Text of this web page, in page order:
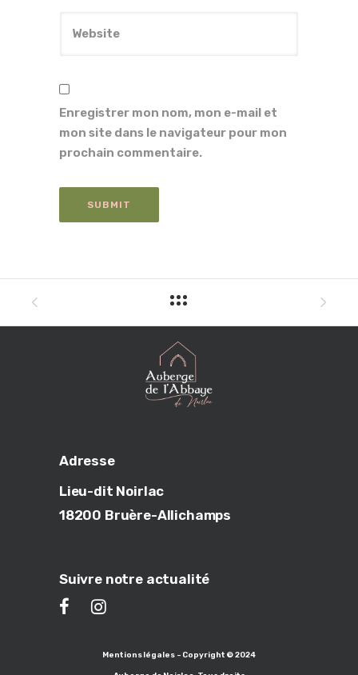
Enregistrer mon nom, mon e-mail et
mon site dans le navigateur pour mon
prochain commentaire.
Adresse
Lieu-dit Noirlac
18200 Bruère-Allichamps
Suivre notre actualité
Mentions légales - Copyright © 2024